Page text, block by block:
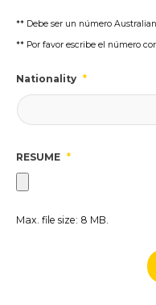
** Debe ser un número
** Por favor escribe el número
Nationality *
RESUME *
Max. file size: 8 MB.